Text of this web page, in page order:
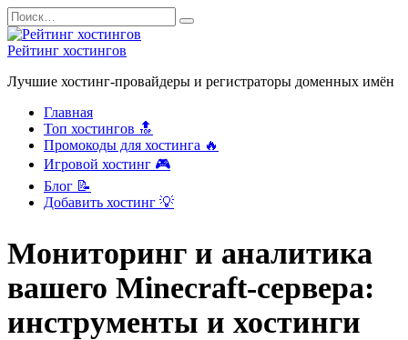
Перейти
к
содержанию
Search
for:
Рейтинг хостингов
Лучшие хостинг-провайдеры и регистраторы доменных имён
Главная
Топ хостингов 🔝
Промокоды для хостинга 🔥
Игровой хостинг 🎮
Блог 📝
Добавить хостинг 💡
Мониторинг и аналитика
вашего Minecraft-сервера:
инструменты и хостинги